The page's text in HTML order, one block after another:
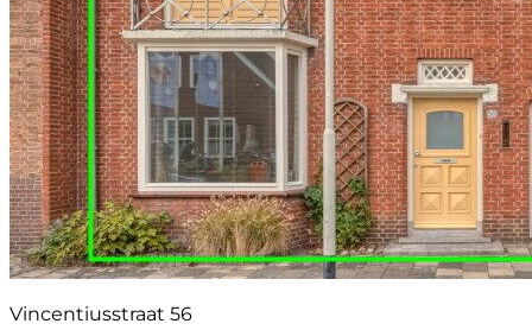
Vincentiusstraat 56